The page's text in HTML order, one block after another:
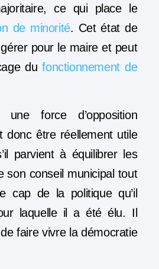
ce qui place le
de minorité. Cet état de
pour le maire et peut
dufonctionnement de
une force d’opposition
donc être réellement utile
parvient à équilibrer les
son conseil municipal tout
cap de la politique qu’il
laquelle il a été élu. Il
faire vivre la démocratie